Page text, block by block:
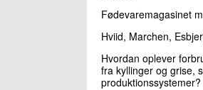
Fødevaremagasinet
Hviid, Marchen,
Hvordan oplever
fra kyllinger og grise,
produktionssystemer?